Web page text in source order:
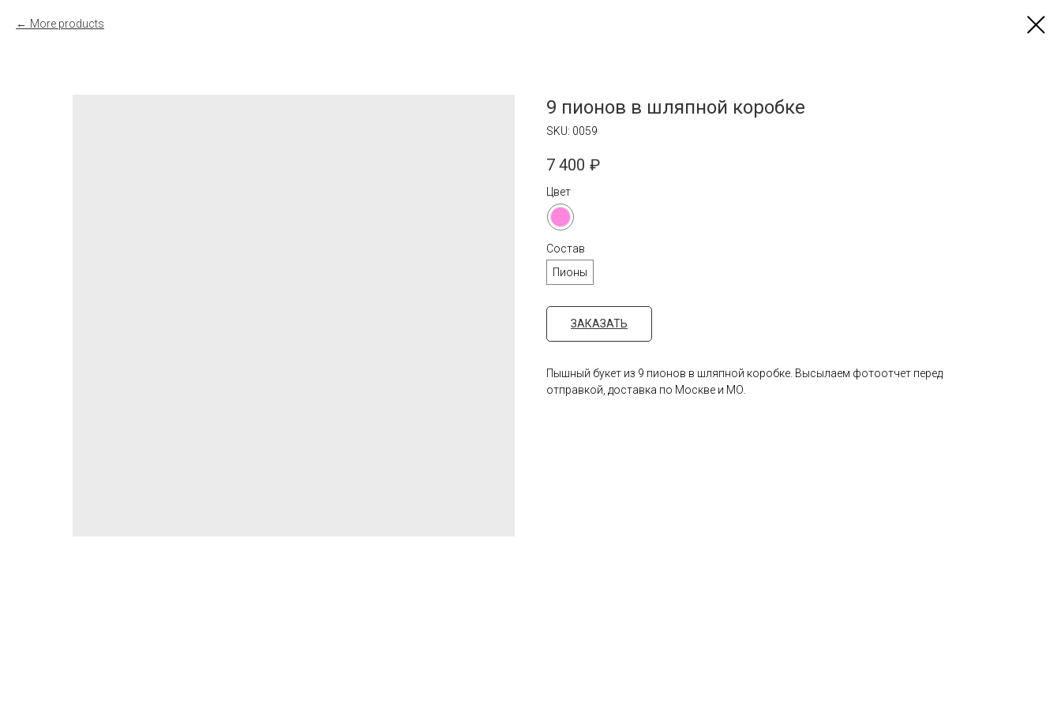
More products
9 пионов в шляпной коробке
SKU: 0059
7 400 ₽
Цвет
Состав
Пионы
ЗАКАЗАТЬ
Пышный букет из 9 пионов в шляпной коробке. Высылаем фотоотчет перед
отправкой, доставка по Москве и МО.